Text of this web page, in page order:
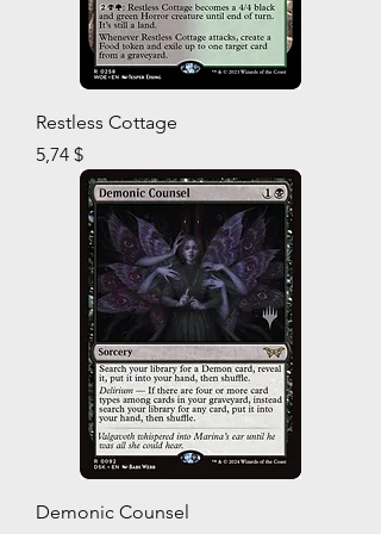
Restless Cottage
Prix
5,74 $
Demonic Counsel